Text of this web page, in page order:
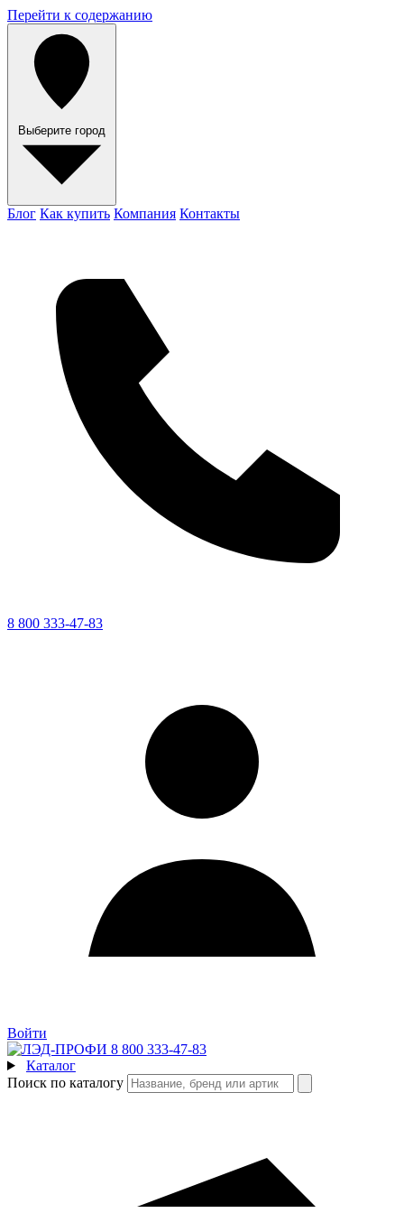
Перейти к содержанию
Выберите город
Блог Как купить Компания Контакты
8 800 333-47-83
Войти
8 800 333-47-83
Каталог
Поиск по каталогу